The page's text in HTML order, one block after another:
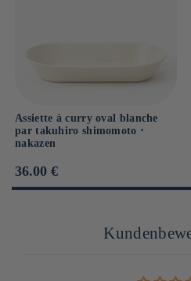
Assiette à curry oval blanche
par takuhiro shimomoto ⋅
nakazen
Prix
habituel
36.00 €